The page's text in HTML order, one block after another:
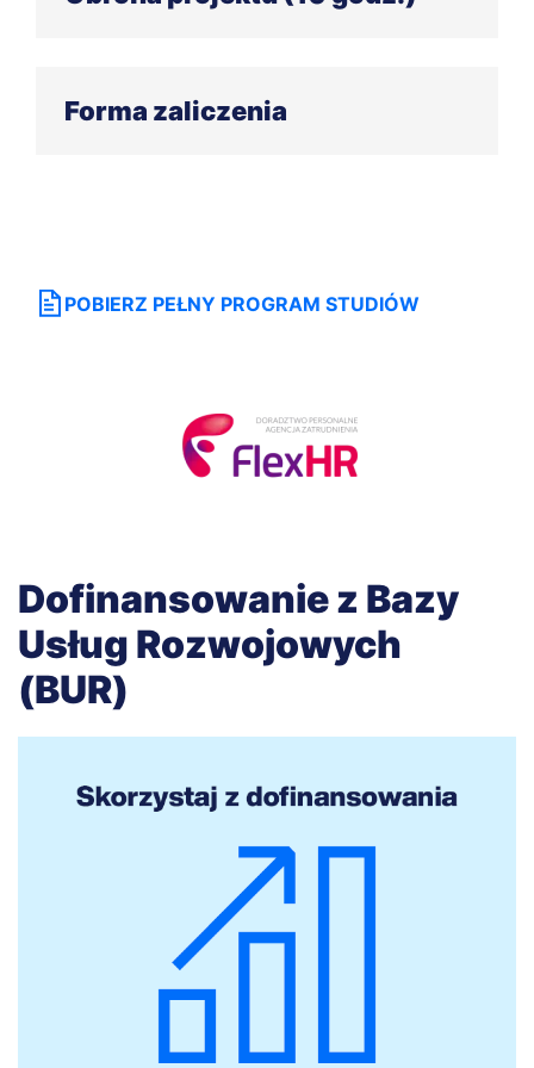
Forma zaliczenia
POBIERZ PEŁNY PROGRAM STUDIÓW
Dofinansowanie z Bazy
Usług Rozwojowych
(BUR)